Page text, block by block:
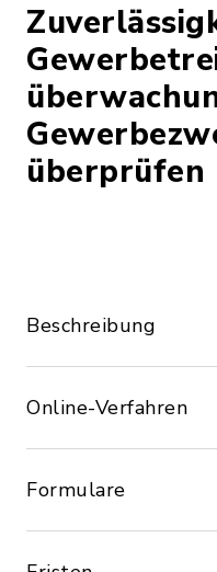
überprüfen
Beschreibung
Online-Verfahren
Formulare